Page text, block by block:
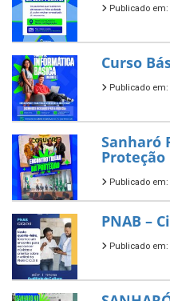
Publicado
Curso
Publicado
Sanharó
Proteção
Publicado
PNAB –
Publicado